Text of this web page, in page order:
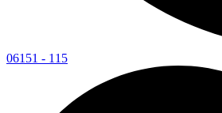
06151 - 115